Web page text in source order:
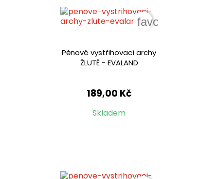
Pěnové vystřihovací archy
ŽLUTÉ - EVALAND
189,00 Kč
Skladem
favorite_border